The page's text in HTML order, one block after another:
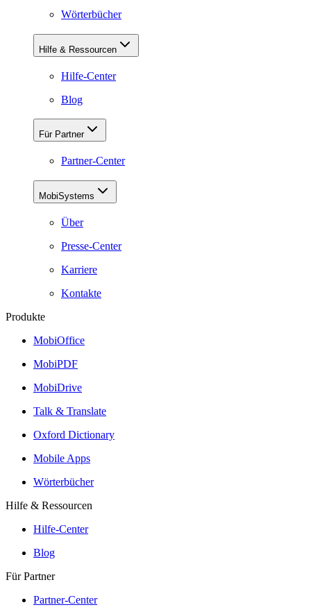
Wörterbücher
Hilfe & Ressourcen
Hilfe-Center
Blog
Für Partner
Partner-Center
MobiSystems
Über
Presse-Center
Karriere
Kontakte
Produkte
MobiOffice
MobiPDF
MobiDrive
Talk & Translate
Oxford Dictionary
Mobile Apps
Wörterbücher
Hilfe & Ressourcen
Hilfe-Center
Blog
Für Partner
Partner-Center